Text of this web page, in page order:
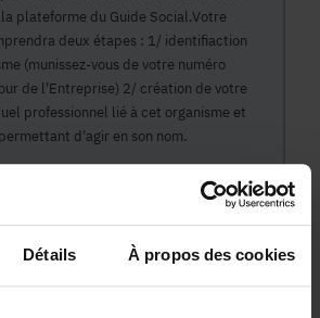
Détails À propos des cookies
plateforme du Guide Social.Votre
deux étapes : 1/ identifiaction
(munissez-vous de votre numéro
de l'Entreprise) 2/ création de votre
professionnel lié à cet organisme et
d'agir en son nom.